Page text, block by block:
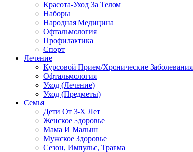
Красота-Уход За Телом
Наборы
Народная Медицина
Офтальмология
Профилактика
Спорт
Лечение
Курсовой Прием/Хронические Заболевания
Офтальмология
Уход (Лечение)
Уход (Предметы)
Семья
Дети От 3-Х Лет
Женское Здоровье
Мама И Малыш
Мужское Здоровье
Сезон, Импульс, Травма